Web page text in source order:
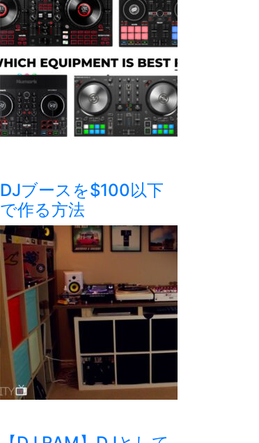
DJブースを$100以下
で作る方法